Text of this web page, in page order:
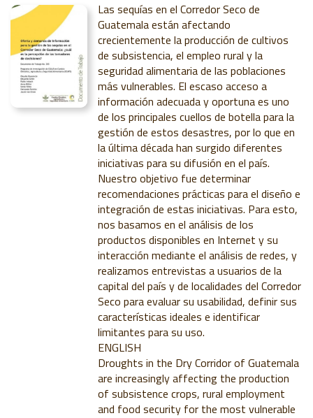
Las sequías en el Corredor Seco de
Guatemala están afectando
crecientemente la producción de cultivos
de subsistencia, el empleo rural y la
seguridad alimentaria de las poblaciones
más vulnerables. El escaso acceso a
información adecuada y oportuna es uno
de los principales cuellos de botella para la
gestión de estos desastres, por lo que en
la última década han surgido diferentes
iniciativas para su difusión en el país.
Nuestro objetivo fue determinar
recomendaciones prácticas para el diseño e
integración de estas iniciativas. Para esto,
nos basamos en el análisis de los
productos disponibles en Internet y su
interacción mediante el análisis de redes, y
realizamos entrevistas a usuarios de la
capital del país y de localidades del Corredor
Seco para evaluar su usabilidad, definir sus
características ideales e identificar
limitantes para su uso.
ENGLISH
Droughts in the Dry Corridor of Guatemala
are increasingly affecting the production
of subsistence crops, rural employment
and food security for the most vulnerable